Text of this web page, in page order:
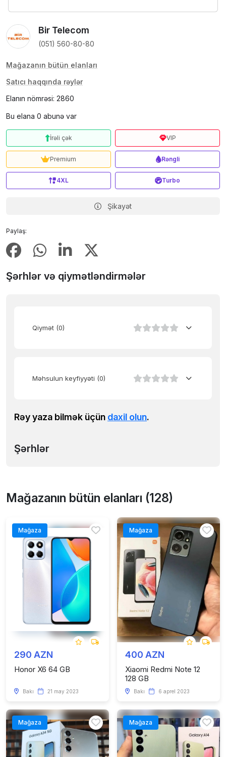
Bir Telecom
(051) 560-80-80
Mağazanın bütün elanları
Satıcı haqqında rəylər
Elanın nömrəsi: 2860
Bu elana 0 abunə var
Paylaş:
İrəli çək VIP
Premium Rəngli
4XL Turbo
Şikayət
Şərhlər və qiymətləndirmələr
Qiymət (0)
Məhsulun keyfiyyəti (0)
Rəy yaza bilmək üçün daxil olun.
Şərhlər
Mağazanın bütün elanları (128)
Mağaza
290 AZN
Honor X6 64 GB
Bakı 21 may 2023
Mağaza
400 AZN
Xiaomi Redmi Note 12
128 GB
Bakı 6 aprel 2023
Mağaza Mağaza